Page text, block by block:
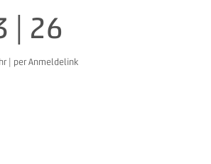
| 26
| per Anmeldelink